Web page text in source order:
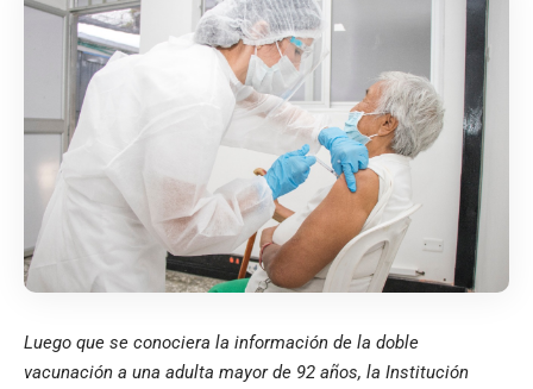
Luego que se conociera la información de la doble
vacunación a una adulta mayor de 92 años, la Institución